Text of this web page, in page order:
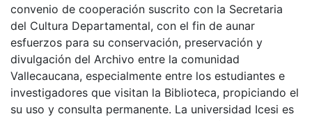
convenio de cooperación suscrito con la Secretaria
del Cultura Departamental, con el fin de aunar
esfuerzos para su conservación, preservación y
divulgación del Archivo entre la comunidad
Vallecaucana, especialmente entre los estudiantes e
investigadores que visitan la Biblioteca, propiciando el
su uso y consulta permanente. La universidad Icesi es